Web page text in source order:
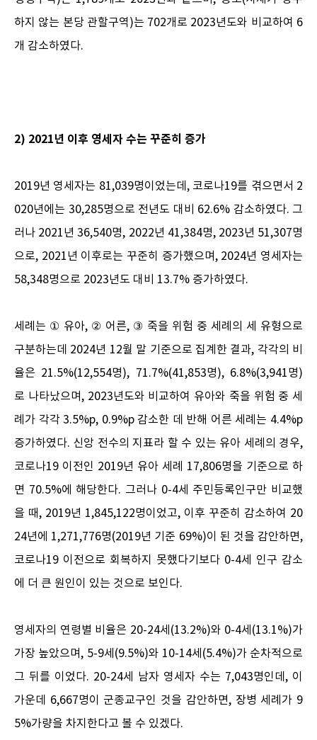
하지 않는 본당 관할구역)는 702개로 2023년도와 비교하여 6
개 감소하였다.
2) 2021년 이후 영세자 수는 꾸준히 증가
2019년 영세자는 81,039명이었는데, 코로나19를 겪으면서 2
020년에는 30,285명으로 전년도 대비 62.6% 감소하였다. 그
러나 2021년 36,540명, 2022년 41,384명, 2023년 51,307명
으로, 2021년 이후로는 꾸준히 증가했으며, 2024년 영세자는
58,348명으로 2023년도 대비 13.7% 증가하였다.
세례는 ① 유아, ② 어른, ③ 죽을 위험 중 세례의 세 유형으로
구분하는데 2024년 12월 말 기준으로 집계한 결과, 각각의 비
율은 21.5%(12,554명), 71.7%(41,853명), 6.8%(3,941명)
로 나타났으며, 2023년도와 비교하여 유아와 죽을 위험 중 세
례가 각각 3.5%p, 0.9%p 감소한 데 반해 어른 세례는 4.4%p
증가하였다. 신앙 전수의 지표라 할 수 있는 유아 세례의 경우,
코로나19 이전인 2019년 유아 세례 17,806명을 기준으로 하
면 70.5%에 해당한다. 그러나 0-4세 주민등록인구만 비교했
을 때, 2019년 1,845,122명이었고, 이후 꾸준히 감소하여 20
24년에 1,271,776명(2019년 기준 69%)이 된 것을 감안하면,
코로나19 이전으로 회복하지 못했다기보다 0-4세 인구 감소
에 더 큰 원인이 있는 것으로 보인다.
영세자의 연령별 비율은 20-24세(13.2%)와 0-4세(13.1%)가
가장 높았으며, 5-9세(9.5%)와 10-14세(5.4%)가 순차적으로
그 뒤를 이었다. 20-24세 남자 영세자 수는 7,043명인데, 이
가운데 6,667명이 군종교구인 것을 감안하면, 장병 세례가 9
5%가량을 차지한다고 볼 수 있겠다.